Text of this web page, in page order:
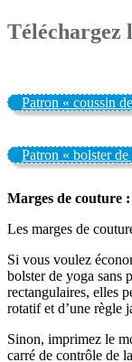
Téléchargez
Patron « coussin
Patron « bolster
Marges de couture :
Les marges de
Si vous voulez
bolster de yoga sans
rectangulaires, elles
rotatif et d’une règle
Sinon, imprimez le
carré de contrôle de